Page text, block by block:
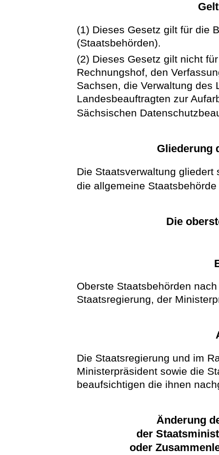
(1) Dieses Gesetz gilt für die
(Staatsbehörden).
(2) Dieses Gesetz gilt nicht
Rechnungshof, den
Sachsen, die Verwaltung des
Landesbeauftragten zur
Sächsischen
Gliederung
Die Staatsverwaltung
die allgemeine
Die
Oberste Staatsbehörden
Staatsregierung, der
Die Staatsregierung und im
Ministerpräsident sowie die
beaufsichtigen die ihnen
Änderung
der
oder